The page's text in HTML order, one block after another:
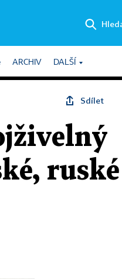
ARCHIV DALŠÍ
Sdílet
ruské